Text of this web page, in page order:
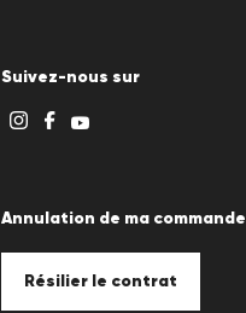
Suivez-nous sur
Annulation de ma commande
Résilier le contrat